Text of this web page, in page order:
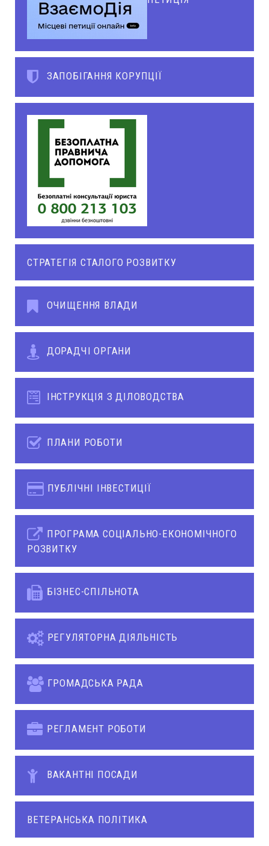
ЗАПОБІГАННЯ КОРУПЦІЇ
СТРАТЕГІЯ СТАЛОГО РОЗВИТКУ
ОЧИЩЕННЯ ВЛАДИ
ДОРАДЧІ ОРГАНИ
ІНСТРУКЦІЯ З ДІЛОВОДСТВА
ПЛАНИ РОБОТИ
ПУБЛІЧНІ ІНВЕСТИЦІЇ
ПРОГРАМА СОЦІАЛЬНО-ЕКОНОМІЧНОГО
РОЗВИТКУ
БІЗНЕС-СПІЛЬНОТА
РЕГУЛЯТОРНА ДІЯЛЬНІСТЬ
ГРОМАДСЬКА РАДА
РЕГЛАМЕНТ РОБОТИ
ВАКАНТНІ ПОСАДИ
ВЕТЕРАНСЬКА ПОЛІТИКА